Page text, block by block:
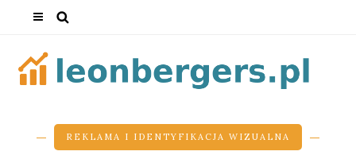
REKLAMA I IDENTYFIKACJA WIZUALNA